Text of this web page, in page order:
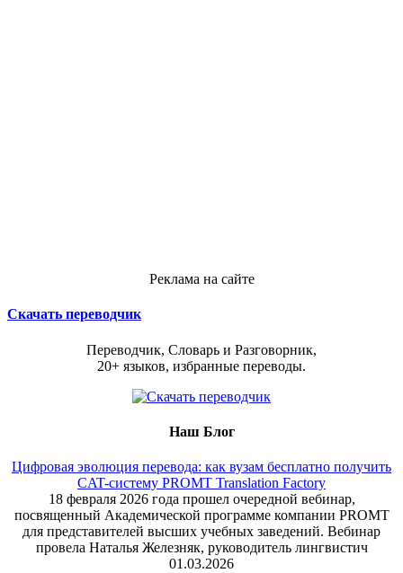
Реклама на сайте
Скачать переводчик
Переводчик, Словарь и Разговорник,
20+ языков, избранные переводы.
Наш Блог
Цифровая эволюция перевода: как вузам бесплатно получить
CAT-систему PROMT Translation Factory
18 февраля 2026 года прошел очередной вебинар,
посвященный Академической программе компании PROMT
для представителей высших учебных заведений. Вебинар
провела Наталья Железняк, руководитель лингвистич
01.03.2026